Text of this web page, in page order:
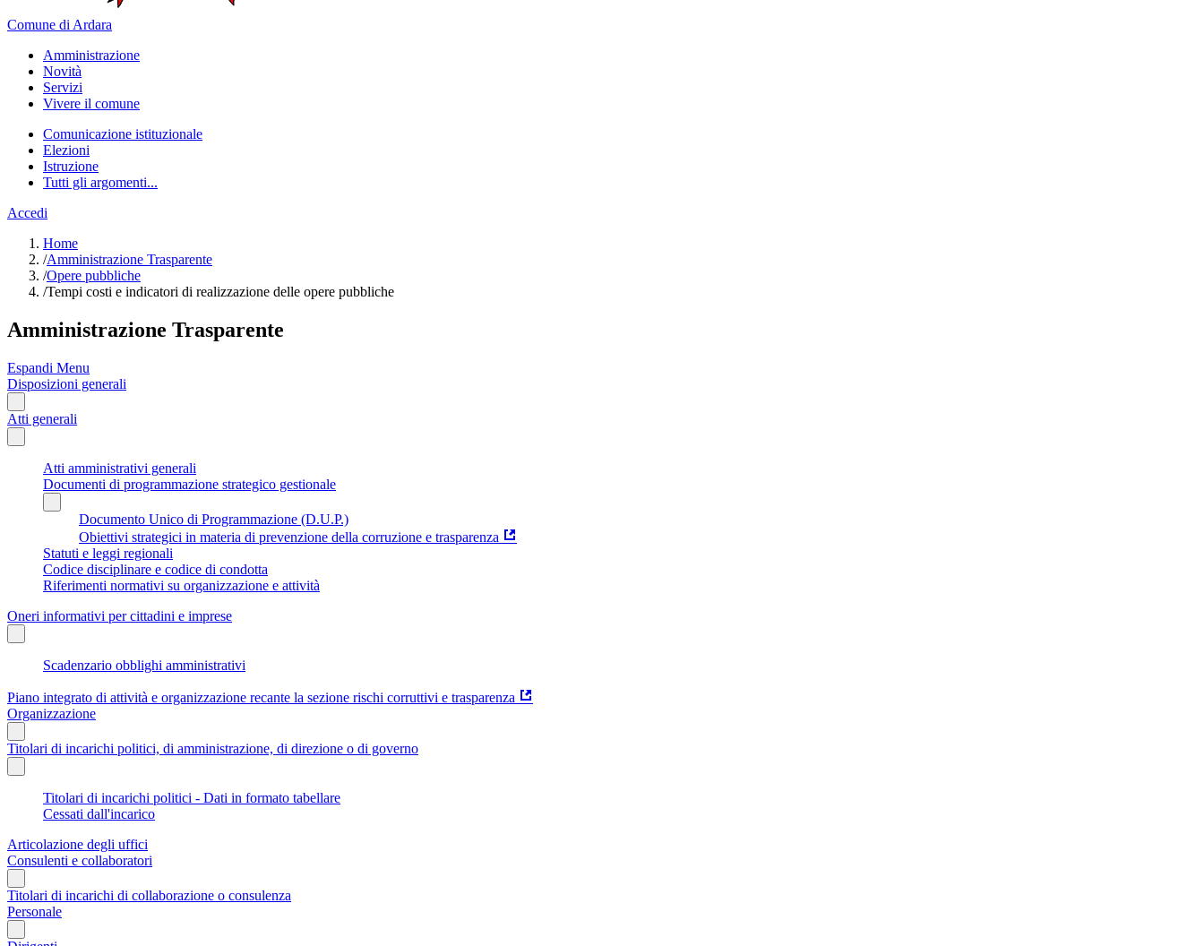
Comune di Ardara
Amministrazione
Novità
Servizi
Vivere il comune
Comunicazione istituzionale
Elezioni
Istruzione
Tutti gli argomenti...
Accedi
Home
/Amministrazione Trasparente
/Opere pubbliche
/Tempi costi e indicatori di realizzazione delle opere pubbliche
Amministrazione Trasparente
Espandi Menu
Disposizioni generali
Atti generali
Atti amministrativi generali
Documenti di programmazione strategico gestionale
Documento Unico di Programmazione (D.U.P.)
Obiettivi strategici in materia di prevenzione della corruzione e trasparenza
Statuti e leggi regionali
Codice disciplinare e codice di condotta
Riferimenti normativi su organizzazione e attività
Oneri informativi per cittadini e imprese
Scadenzario obblighi amministrativi
Piano integrato di attività e organizzazione recante la sezione rischi corruttivi e trasparenza
Organizzazione
Titolari di incarichi politici, di amministrazione, di direzione o di governo
Titolari di incarichi politici - Dati in formato tabellare
Cessati dall'incarico
Articolazione degli uffici
Consulenti e collaboratori
Titolari di incarichi di collaborazione o consulenza
Personale